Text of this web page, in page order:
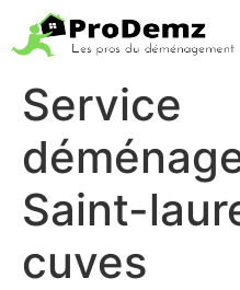
Service
Saint-
cuves